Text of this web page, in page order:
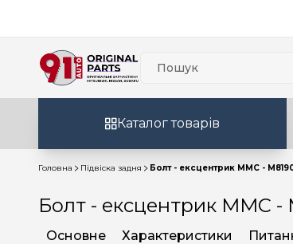
Каталог товарів
Головна Підвіска задня Болт - ексцентрик MMC -
Болт - ексцентрик MMC -
Основне Характеристики